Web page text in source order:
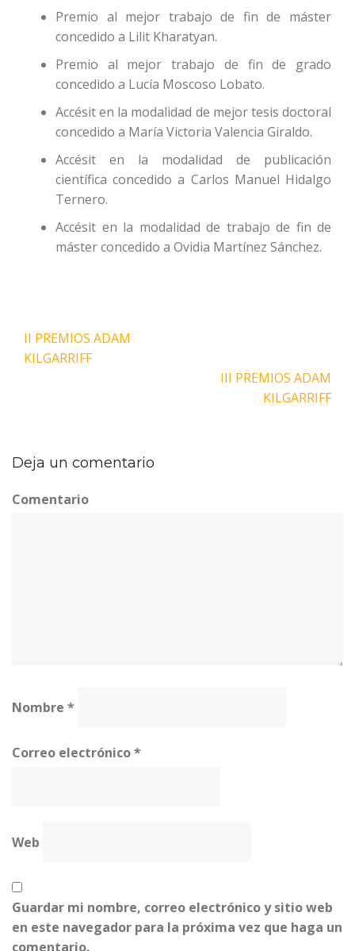
Premio al mejor trabajo de fin de máster
concedido a Lilit Kharatyan.
Premio al mejor trabajo de fin de grado
concedido a Lucía Moscoso Lobato.
Accésit en la modalidad de mejor tesis doctoral
concedido a María Victoria Valencia Giraldo.
Accésit en la modalidad de publicación
científica concedido a Carlos Manuel Hidalgo
Ternero.
Accésit en la modalidad de trabajo de fin de
máster concedido a Ovidia Martínez Sánchez.
Navegación
de
II PREMIOS ADAM
KILGARRIFF
III PREMIOS ADAM
KILGARRIFF
Deja un comentario
Comentario
Nombre *
Correo electrónico*
Web
Guardar mi nombre, correo electrónico y sitio web
en este navegador para la próxima vez que haga un
comentario.